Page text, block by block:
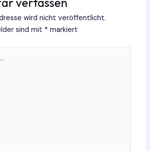
wird nicht veröffentlicht.
sind mit * markiert